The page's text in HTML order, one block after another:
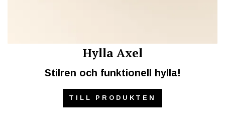
Hylla Axel
Stilren och funktionell hylla!
TILL PRODUKTEN